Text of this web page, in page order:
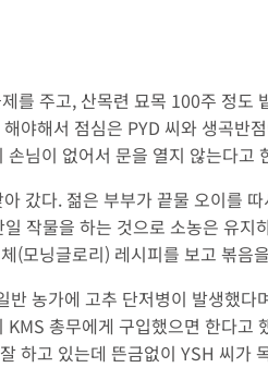
를 주고, 산목련 묘목 100주 정
야해서 점심은 PYD 씨와 생곡
님이 없어서 문을 열지 않는다고
갔다. 젊은 부부가 끝물 오이를
작물을 하는 것으로 소농은 유
(모닝글로리) 레시피를 보고 볶음
농가에 고추 단저병이 발생했
총무에게 구입했으면 한다
하고 있는데 뜬금없이 YSH 씨가